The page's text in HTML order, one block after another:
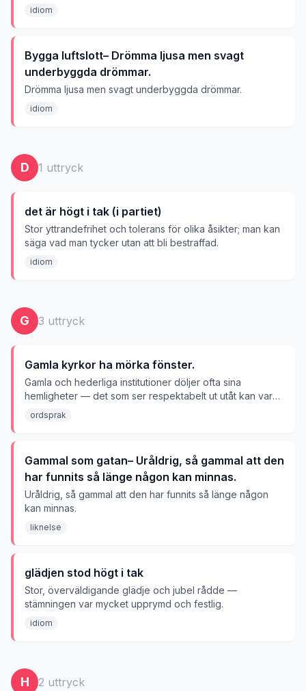
idiom
Bygga luftslott– Drömma ljusa men svagt
underbyggda drömmar.
Drömma ljusa men svagt underbyggda drömmar.
idiom
D 1 uttryck
det är högt i tak (i partiet)
Stor yttrandefrihet och tolerans för olika åsikter; man kan
säga vad man tycker utan att bli bestraffad.
idiom
G 3 uttryck
Gamla kyrkor ha mörka fönster.
Gamla och hederliga institutioner döljer ofta sina
hemligheter — det som ser respektabelt ut utåt kan vara
svårt att genomskåda.
ordsprak
Gammal som gatan– Uråldrig, så gammal att den
har funnits så länge någon kan minnas.
Uråldrig, så gammal att den har funnits så länge någon
kan minnas.
liknelse
glädjen stod högt i tak
Stor, överväldigande glädje och jubel rådde —
stämningen var mycket upprymd och festlig.
idiom
H 2 uttryck